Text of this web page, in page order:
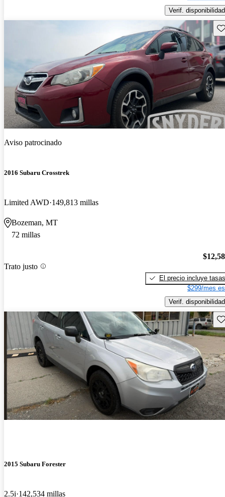
Verif. disponibilidad
Aviso patrocinado
2016 Subaru Crosstrek
Limited AWD 149,813 millas
Bozeman, MT
72 millas
Trato justo
El precio incluye tasas
$299/mes
Verif. disponibilidad
2015 Subaru Forester
2.5i 142,534 millas